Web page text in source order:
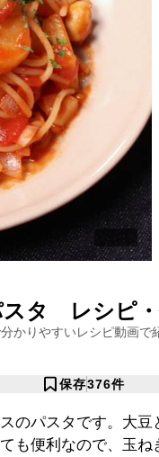
タ レシピ
かりやすいレシピ動画で
保存376件
のパスタです。大豆
も便利なので、玉ね